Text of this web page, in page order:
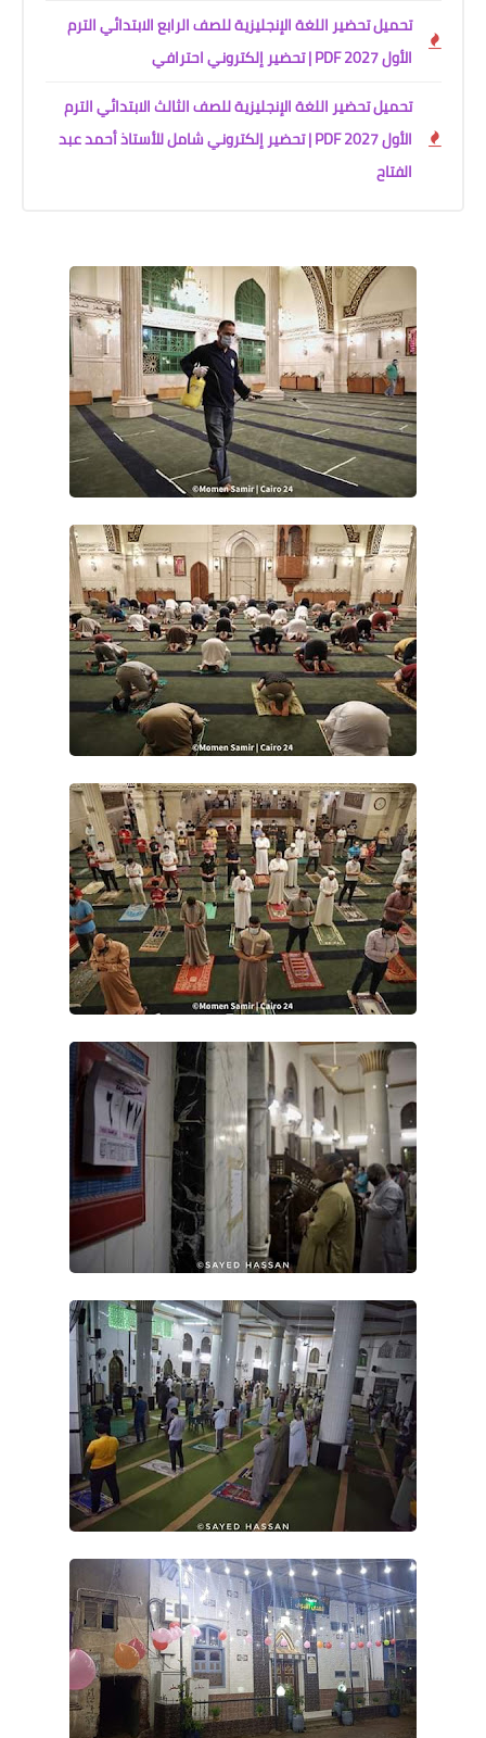
تحميل تحضير اللغة الإنجليزية للصف الرابع الابتدائي الترم
الأول 2027 PDF | تحضير إلكتروني احترافي
تحميل تحضير اللغة الإنجليزية للصف الثالث الابتدائي الترم
الأول 2027 PDF | تحضير إلكتروني شامل للأستاذ أحمد عبد
الفتاح